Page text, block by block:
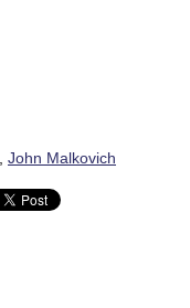
John Malkovich